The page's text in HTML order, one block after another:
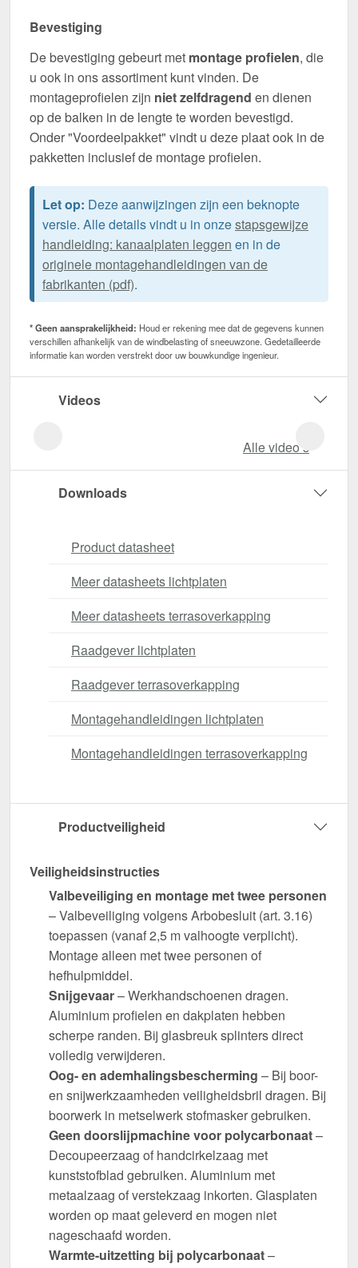
Bevestiging
De bevestiging gebeurt met montage profielen, die
u ook in ons assortiment kunt vinden. De
montageprofielen zijn niet zelfdragend en dienen
op de balken in de lengte te worden bevestigd.
Onder "Voordeelpakket" vindt u deze plaat ook in de
pakketten inclusief de montage profielen.
Let op: Deze aanwijzingen zijn een beknopte
versie. Alle details vindt u in onzestapsgewijze
handleiding: kanaalplaten leggen en in de
originele montagehandleidingen van de
fabrikanten (pdf).
* Geen aansprakelijkheid: Houd er rekening mee dat de gegevens kunnen
verschillen afhankelijk van de windbelasting of sneeuwzone. Gedetailleerde
informatie kan worden verstrekt door uw bouwkundige ingenieur.
Videos
Alle video‘s
Downloads
Product datasheet
Meer datasheets lichtplaten
Meer datasheets terrasoverkapping
Raadgever lichtplaten
Raadgever terrasoverkapping
Montagehandleidingen lichtplaten
Montagehandleidingen terrasoverkapping
Productveiligheid
Veiligheidsinstructies
Valbeveiliging en montage met twee personen
– Valbeveiliging volgens Arbobesluit (art. 3.16)
toepassen (vanaf 2,5 m valhoogte verplicht).
Montage alleen met twee personen of
hefhulpmiddel.
Snijgevaar– Werkhandschoenen dragen.
Aluminium profielen en dakplaten hebben
scherpe randen. Bij glasbreuk splinters direct
volledig verwijderen.
Oog- en ademhalingsbescherming – Bij boor-
en snijwerkzaamheden veiligheidsbril dragen. Bij
boorwerk in metselwerk stofmasker gebruiken.
Geen doorslijpmachine voor polycarbonaat–
Decoupeerzaag of handcirkelzaag met
kunststofblad gebruiken. Aluminium met
metaalzaag of verstekzaag inkorten. Glasplaten
worden op maat geleverd en mogen niet
nageschaafd worden.
Warmte-uitzetting bij polycarbonaat–